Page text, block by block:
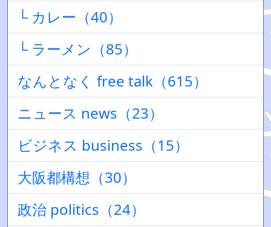
└ カレー（40）
└ ラーメン（85）
なんとなく free talk（615）
ニュース news（23）
ビジネス business（15）
大阪都構想（30）
政治 politics（24）